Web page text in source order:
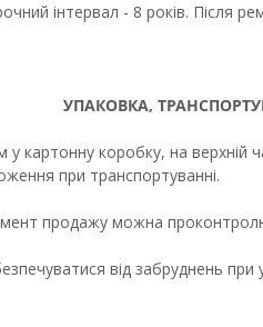
інтервал - 8 років. Після
УПАКОВКА,
коробку, на верхній
при транспортуванні.
продажу можна
від забруднень